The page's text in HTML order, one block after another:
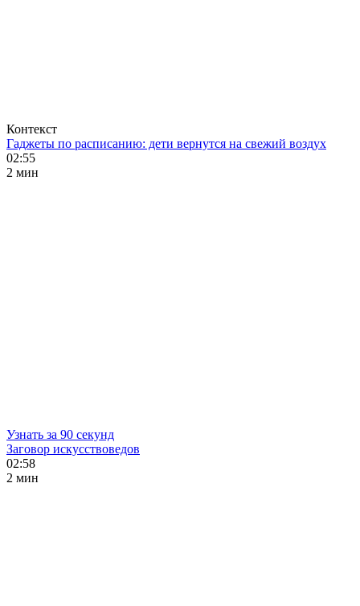
Контекст
Гаджеты по расписанию: дети вернутся на свежий воздух
02:55
2 мин
Узнать за 90 секунд
Заговор искусствоведов
02:58
2 мин